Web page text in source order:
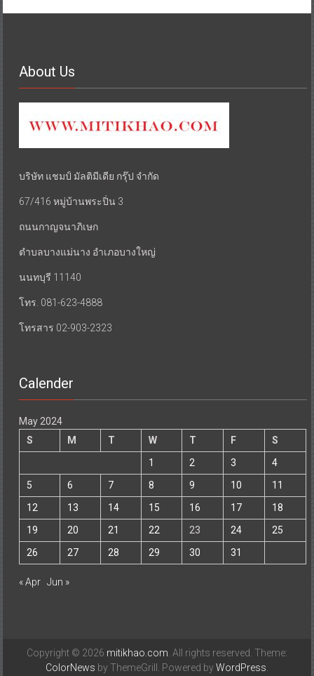
About Us
บริษัท แชมป์ มัลติมีเดีย กรุ๊ป จำกัด
67/416 หมู่บ้านพระปิ่น 3
ถนนกาญจนาภิเษก
ตำบลบางแม่นาง อำเภอบางใหญ่
นนทบุรี 11140
โทร. 081-623-4888
โทรสาร 02-903-2323
Calender
May 2024
S
M T W T F
S
1
2 3
4
5
6 7 8 9 10
11
12
13 14 15 16 17
18
19
20 21 22 23 24
25
26
27 28 29 30 31
« Apr Jun »
Copyright © 2026 mitikhao.com . All rights reserved. Theme:
ColorNews by ThemeGrill. Powered byWordPress